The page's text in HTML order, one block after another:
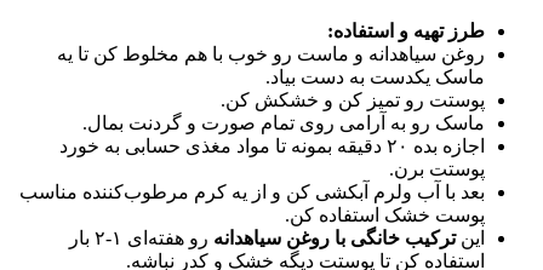
طرز تهیه و استفاده:
روغن سیاهدانه و ماست رو خوب با هم مخلوط کن تا یه
ماسک یکدست به دست بیاد.
پوستت رو تمیز کن و خشکش کن.
ماسک رو به آرامی روی تمام صورت و گردنت بمال.
اجازه بده ۲۰ دقیقه بمونه تا مواد مغذی حسابی به خورد
پوستت برن.
بعد با آب ولرم آبکشی کن و از یه کرم مرطوب‌کننده مناسب
پوست خشک استفاده کن.
اینترکیب خانگی با روغن سیاهدانه
رو هفته‌ای ۱-۲ بار
استفاده کن تا پوستت دیگه خشک و کدر نباشه.